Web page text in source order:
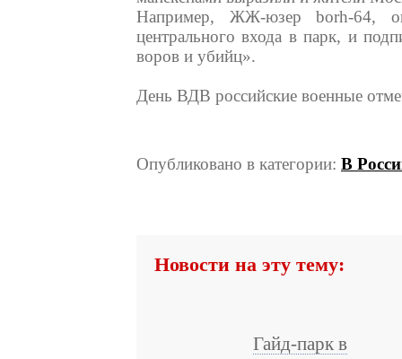
Например, ЖЖ-юзер borh-64,
центрального входа в парк, и
воров и убийц».
День ВДВ российские военные
Опубликовано в категории: В
Новости на эту тему:
Гайд-парк в